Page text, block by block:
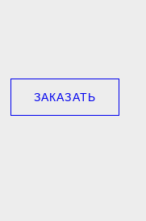
ЗАКАЗАТЬ